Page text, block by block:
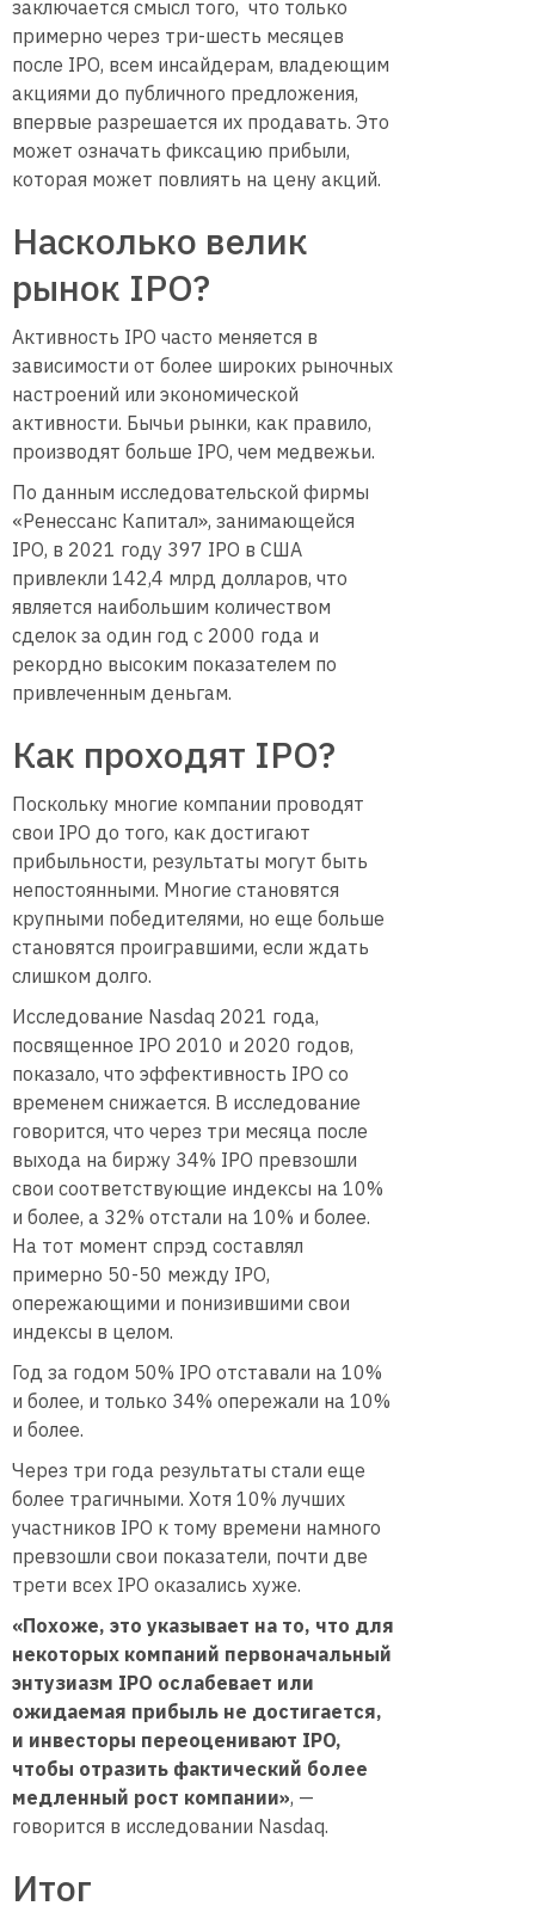
заключается смысл того, что только
примерно через три-шесть месяцев
после IPO, всем инсайдерам, владеющим
акциями до публичного предложения,
впервые разрешается их продавать. Это
может означать фиксацию прибыли,
которая может повлиять на цену акций.
Насколько велик
рынок IPO?
Активность IPO часто меняется в
зависимости от более широких рыночных
настроений или экономической
активности. Бычьи рынки, как правило,
производят больше IPO, чем медвежьи.
По данным исследовательской фирмы
«Ренессанс Капитал», занимающейся
IPO, в 2021 году 397 IPO в США
привлекли 142,4 млрд долларов, что
является наибольшим количеством
сделок за один год с 2000 года и
рекордно высоким показателем по
привлеченным деньгам.
Как проходят IPO?
Поскольку многие компании проводят
свои IPO до того, как достигают
прибыльности, результаты могут быть
непостоянными. Многие становятся
крупными победителями, но еще больше
становятся проигравшими, если ждать
слишком долго.
Исследование Nasdaq 2021 года,
посвященное IPO 2010 и 2020 годов,
показало, что эффективность IPO со
временем снижается. В исследование
говорится, что через три месяца после
выхода на биржу 34% IPO превзошли
свои соответствующие индексы на 10%
и более, а 32% отстали на 10% и более.
На тот момент спрэд составлял
примерно 50-50 между IPO,
опережающими и понизившими свои
индексы в целом.
Год за годом 50% IPO отставали на 10%
и более, и только 34% опережали на 10%
и более.
Через три года результаты стали еще
более трагичными. Хотя 10% лучших
участников IPO к тому времени намного
превзошли свои показатели, почти две
трети всех IPO оказались хуже.
«Похоже, это указывает на то, что для
некоторых компаний первоначальный
энтузиазм IPO ослабевает или
ожидаемая прибыль не достигается,
и инвесторы переоценивают IPO,
чтобы отразить фактический более
медленный рост компании», —
говорится в исследовании Nasdaq.
Итог